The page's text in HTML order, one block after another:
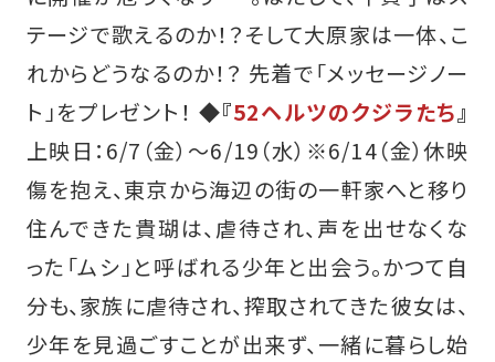
テージで歌えるのか！？そして大原家は一体、こ
れからどうなるのか！？ 先着で「メッセージノー
ト」をプレゼント！ ◆『52ヘルツのクジラたち』
上映日：6/7（金）〜6/19（水）※6/14（金）休映
傷を抱え、東京から海辺の街の一軒家へと移り
住んできた貴瑚は、虐待され、声を出せなくな
った「ムシ」と呼ばれる少年と出会う。かつて自
分も、家族に虐待され、搾取されてきた彼女は、
少年を見過ごすことが出来ず、一緒に暮らし始